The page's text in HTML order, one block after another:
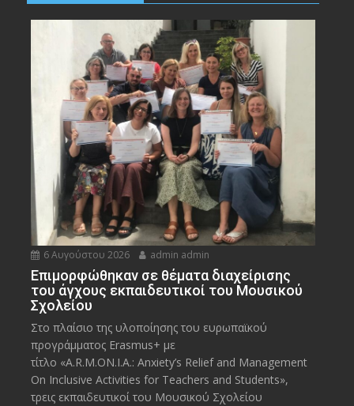
6 Αυγούστου 2026 admin admin
Eπιμορφώθηκαν σε θέματα διαχείρισης
του άγχους εκπαιδευτικοί του Μουσικού
Σχολείου
Στο πλαίσιο της υλοποίησης του ευρωπαϊκού
προγράμματος Erasmus+ με
τίτλο «A.R.M.ON.I.A.: Anxiety’s Relief and Management
On Inclusive Activities for Teachers and Students»,
τρεις εκπαιδευτικοί του Μουσικού Σχολείου